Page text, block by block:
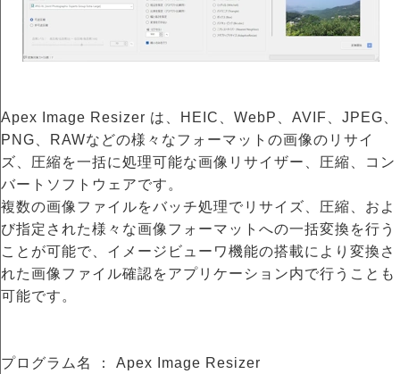
Apex Image Resizer は、HEIC、WebP、AVIF、JPEG、
PNG、RAWなどの様々なフォーマットの画像のリサイ
ズ、圧縮を一括に処理可能な画像リサイザー、圧縮、コン
バートソフトウェアです。
複数の画像ファイルをバッチ処理でリサイズ、圧縮、およ
び指定された様々な画像フォーマットへの一括変換を行う
ことが可能で、イメージビューワ機能の搭載により変換さ
れた画像ファイル確認をアプリケーション内で行うことも
可能です。
プログラム名 ： Apex Image Resizer